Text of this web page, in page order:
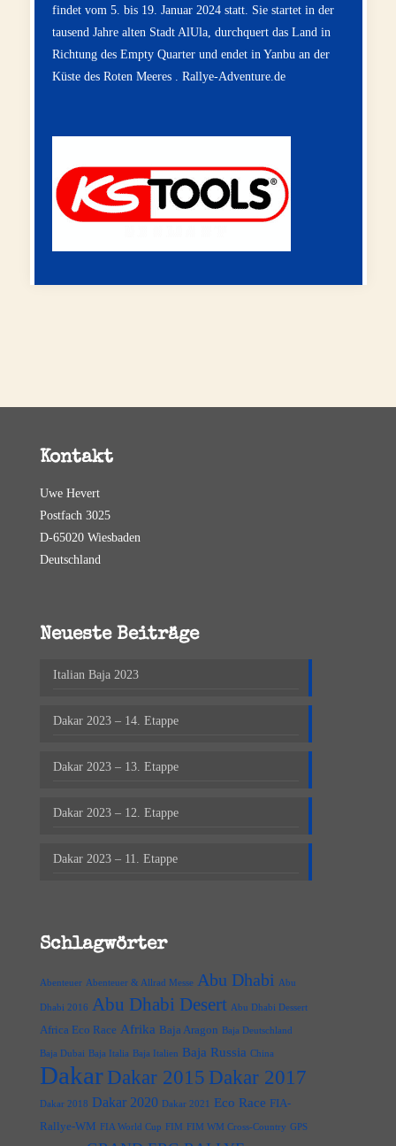
findet vom 5. bis 19. Januar 2024 statt. Sie startet in der
tausend Jahre alten Stadt AlUla, durchquert das Land in
Richtung des Empty Quarter und endet in Yanbu an der
Küste des Roten Meeres . Rallye-Adventure.de
Kontakt
Uwe Hevert
Postfach 3025
D-65020 Wiesbaden
Deutschland
Neueste Beiträge
Italian Baja 2023
Dakar 2023 – 14. Etappe
Dakar 2023 – 13. Etappe
Dakar 2023 – 12. Etappe
Dakar 2023 – 11. Etappe
Schlagwörter
Abenteuer Abenteuer & Allrad Messe Abu Dhabi Abu
Dhabi 2016 Abu Dhabi Desert Abu Dhabi Dessert
Africa Eco Race Afrika Baja Aragon Baja Deutschland
Baja Dubai Baja Italia Baja Italien Baja Russia China
Dakar Dakar 2015 Dakar 2017
Dakar 2018 Dakar 2020 Dakar 2021 Eco Race FIA-
Rallye-WM
FIA World Cup FIM FIM WM Cross-Country GPS